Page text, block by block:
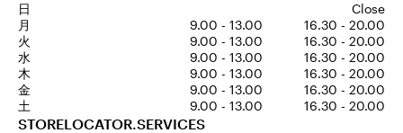
日
Close
月
9.00 - 13.00
16.30 - 20.00
火
9.00 - 13.00
16.30 - 20.00
水
9.00 - 13.00
16.30 - 20.00
木
9.00 - 13.00
16.30 - 20.00
金
9.00 - 13.00
16.30 - 20.00
土
9.00 - 13.00 16.30 - 20.00
STORELOCATOR.SERVICES